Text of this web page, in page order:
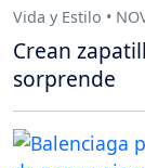
Vida y Estilo •
Crean
sorprende